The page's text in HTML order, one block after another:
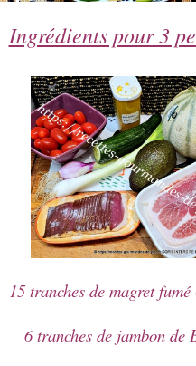
Ingrédients pour 3
15 tranches de magret
6 tranches de jambon de